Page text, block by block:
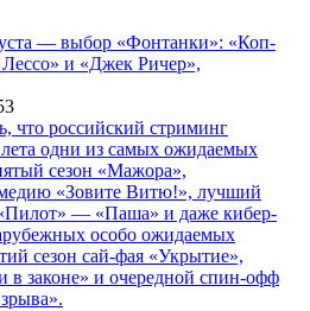
— выбор «Фонтанки»: «Коп-
Лессо» и «Джек Ричер»,
что российский стриминг
одни из самых ожидаемых
сезон «Мажора»,
«Зовите Витю!», лучший
«Пилот» — «Паша» и даже кибер-
особо ожидаемых
сезон сай-фая «Укрытие»,
в законе» и очередной спин-офф